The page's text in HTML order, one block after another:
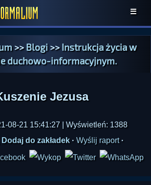
☰
>>Blogi>>Instrukcja życia w
duchowo-informacyjnym.
Jezusa
08-21 15:41:27 | Wyświetleń: 1388
Dodaj do zakładek · Wyślij raport ·